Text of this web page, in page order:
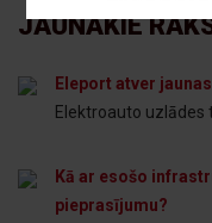
JAUNĀKIE
Eleport atver
Elektroauto uzlādes
Kā ar esošo
pieprasījumu?